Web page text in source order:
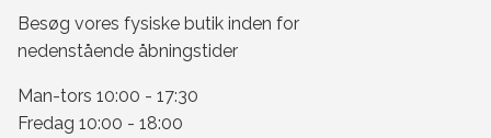
Besøg vores fysiske butik inden for
nedenstående åbningstider
Man-tors 10:00 - 17:30
Fredag 10:00 - 18:00